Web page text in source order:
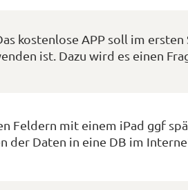
kostenlose APP soll im
ist. Dazu wird es einen
Feldern mit einem iPad ggf
der Daten in eine DB im